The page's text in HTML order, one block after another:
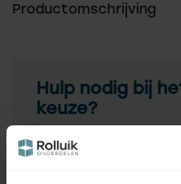
Productomschrijving
Hulp nodig bij
keuze?